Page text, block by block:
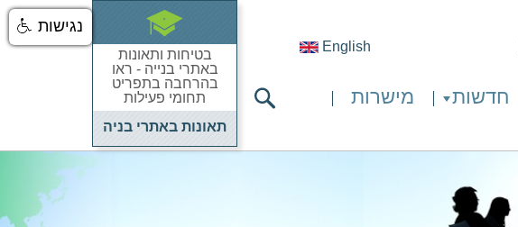
English
חדשות
מישרות
בטיחות ותאונות
באתרי בנייה - ראו
בהרחבה בתפריט
תחומי פעילות
תאונות באתרי בניה
נגישות